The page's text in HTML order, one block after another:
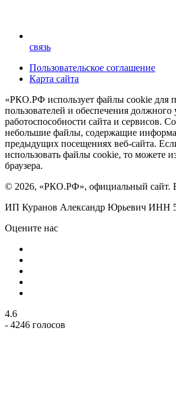
связь
Пользовательское соглашение
Карта сайта
«РКО.РФ использует файлы cookie для
пользователей и обеспечения должного
работоспособности сайта и сервисов.
небольшие файлы, содержащие
предыдущих посещениях веб-сайта.
использовать файлы cookie, то можете
браузера.
© 2026, «РКО.РФ», официальный сайт.
ИП Куранов Александр Юрьевич ИНН
Оцените нас
4.6
- 4246 голосов